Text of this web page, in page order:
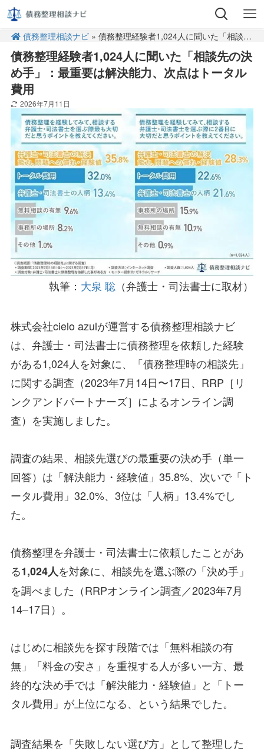
債務整理相談ナビ » 債務整理経験者1,024人に聞いた「相談先の決め手」：最重要は解決能力、次点はトータル費用
債務整理経験者1,024人に聞いた「相談先の決
め手」：最重要は解決能力、次点はトータル
費用
2026年7月11日
執筆： 大泉 聡 （弁護士・司法書士に取材）
株式会社cielo azulが運営する債務整理相談ナビ
は、弁護士・司法書士に債務整理を依頼した経験
がある1,024人を対象に、「債務整理時の相談先」
に関する調査（2023年7月14日〜17日、RRP［リ
ンクアンドパートナーズ］によるオンライン調
査）を実施しました。
調査の結果、相談先選びの最重要の決め手（単一
回答）は「解決能力・経験値」35.8%、次いで「ト
ータル費用」32.0%、3位は「人柄」13.4%でし
た。
債務整理を弁護士・司法書士に依頼したことがあ
る1,024人を対象に、相談先を選ぶ際の「決め手」
を調べました（RRPオンライン調査／2023年7月
14–17日）。
はじめに相談先を探す段階では「無料相談の有
無」「料金の安さ」を重視する人が多い一方、最
終的な決め手では「解決能力・経験値」と「トー
タル費用」が上位になる、という結果でした。
調査結果を「失敗しない選び方」として整理した